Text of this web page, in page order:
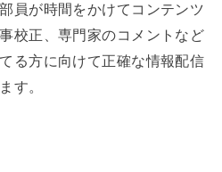
員が時間をかけてコンテンツ
校正、専門家のコメントなど
る方に向けて正確な情報配信
す。